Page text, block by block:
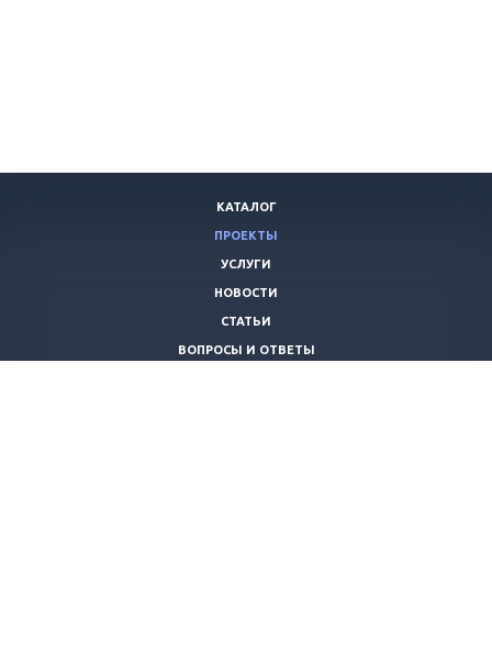
КАТАЛОГ
ПРОЕКТЫ
УСЛУГИ
НОВОСТИ
СТАТЬИ
ВОПРОСЫ И ОТВЕТЫ